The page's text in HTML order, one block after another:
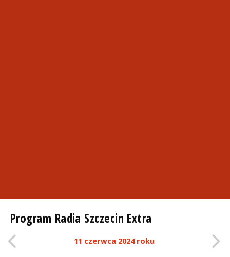
Program Radia Szczecin Extra
11 czerwca 2024 roku